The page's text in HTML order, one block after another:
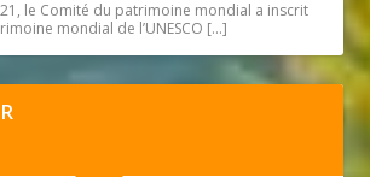
le Comité du patrimoine mondial a inscrit
mondial de l’UNESCO […]